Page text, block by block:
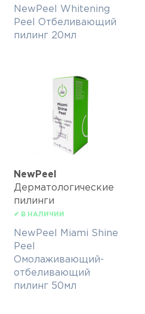
NewPeel Whitening
Peel Отбеливающий
пилинг 20мл
NewPeel
Дерматологические
пилинги
✔ В НАЛИЧИИ
NewPeel Miami Shine
Peel
Омолаживающий-
отбеливающий
пилинг 50мл